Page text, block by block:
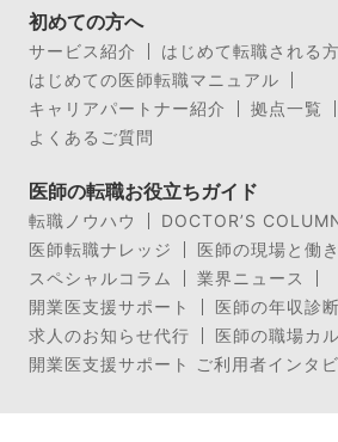
初めての方へ
サービス紹介
はじめて転職される
はじめての医師転職マニュアル
キャリアパートナー紹介
拠点一覧
よくあるご質問
医師の転職お役立ちガイド
転職ノウハウ
DOCTOR’S
医師転職ナレッジ
医師の現場と働
スペシャルコラム
業界ニュース
開業医支援サポート
医師の年収診断
求人のお知らせ代行
医師の職場カ
開業医支援サポート ご利用者インタ